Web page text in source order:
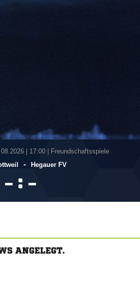
| 17:00 | Freundschaftsspiele
- Hegauer FV
 : 
ANGELEGT.